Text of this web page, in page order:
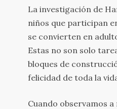
La investigación de
niños que participan
se convierten en
Estas no son solo
bloques de
felicidad de toda la
Cuando observamos